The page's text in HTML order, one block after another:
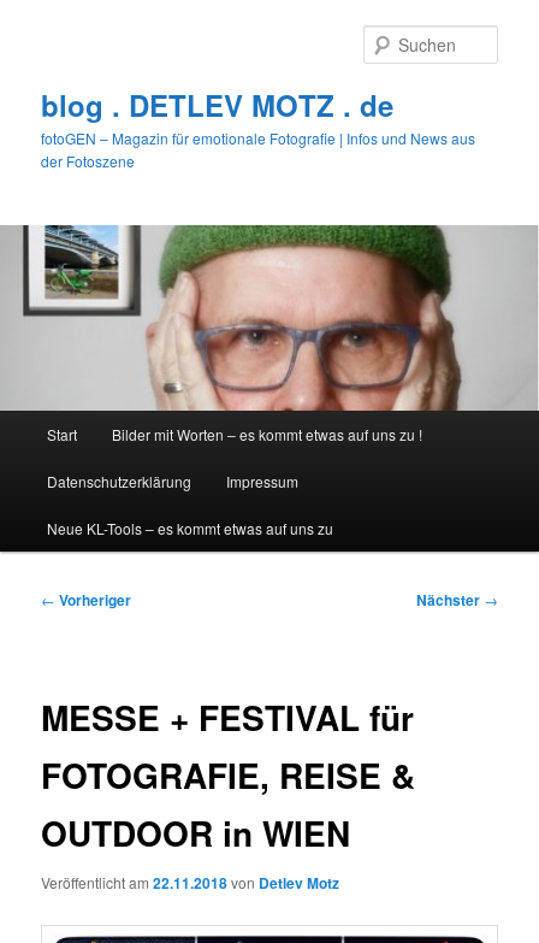
blog . DETLEV MOTZ . de
fotoGEN – Magazin für emotionale Fotografie | Infos und News aus
der Fotoszene
Start Bilder mit Worten – es kommt etwas auf uns zu !
Datenschutzerklärung Impressum
Neue KL-Tools – es kommt etwas auf uns zu
Beitragsnavigation
← Vorheriger Nächster →
MESSE + FESTIVAL für
FOTOGRAFIE, REISE &
OUTDOOR in WIEN
Veröffentlicht am22.11.2018von Detlev Motz